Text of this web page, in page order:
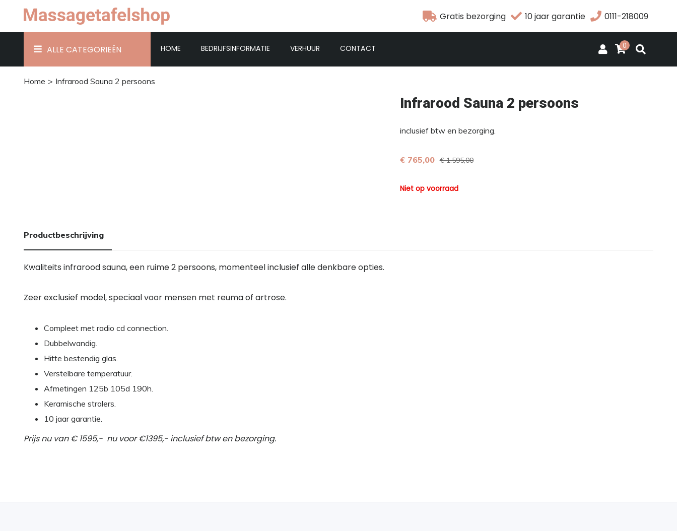
Gratis bezorging 10 jaar garantie 0111-218009
ALLE CATEGORIEËN HOME BEDRIJFSINFORMATIE VERHUUR CONTACT 0
Home Infrarood Sauna 2 persoons
Infrarood Sauna 2 persoons
inclusief btw en bezorging.
€ 765,00 € 1.595,00
Niet op voorraad
Productbeschrijving
Kwaliteits infrarood sauna, een ruime 2 persoons, momenteel inclusief alle denkbare opties.
Zeer exclusief model, speciaal voor mensen met reuma of artrose.
Compleet met radio cd connection.
Dubbelwandig.
Hitte bestendig glas.
Verstelbare temperatuur.
Afmetingen 125b 105d 190h.
Keramische stralers.
10 jaar garantie.
Prijs nu van € 1595,- nu voor €1395,- inclusief btw en bezorging.